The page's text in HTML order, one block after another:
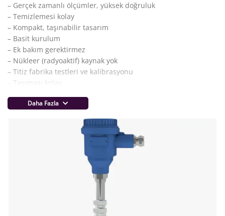
– Gerçek zamanlı ölçümler, yüksek doğruluk
– Temizlemesi kolay
– Kompakt, taşınabilir tasarım
– Basit kurulum
– Ek bakım gerektirmez
– Nükleer (radyoaktif) kaynak yok
– Titiz fabrika testleri ve kalibrasyonu
– Taşıması kolay
Daha Fazla